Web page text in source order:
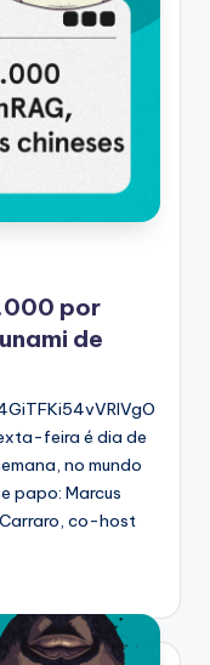
por
de
feira é dia de
no mundo
papo: Marcus
co-host